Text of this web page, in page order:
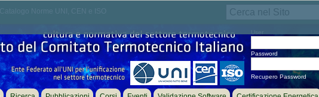
Password
Recupero Password